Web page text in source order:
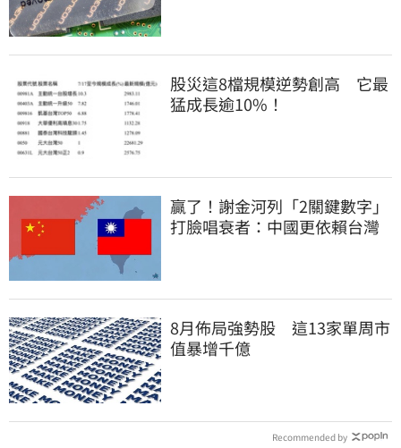
股災這8檔規模逆勢創高 它最
猛成長逾10%！
贏了！謝金河列「2關鍵數字」
打臉唱衰者：中國更依賴台灣
8月佈局強勢股 這13家單周市
值暴增千億
Recommended by